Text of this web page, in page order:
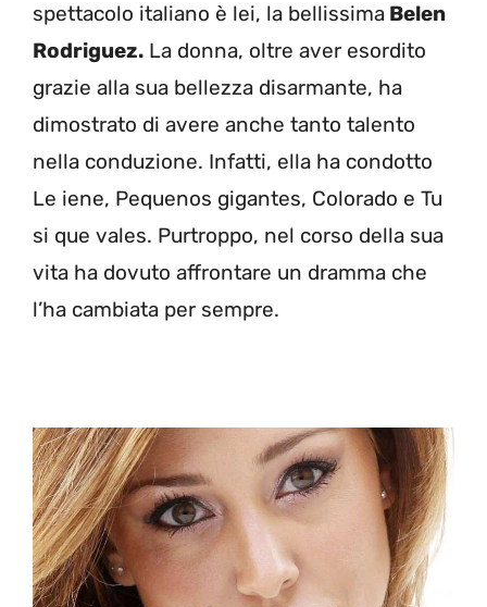
spettacolo italiano è lei, la bellissima Belen
Rodriguez. La donna, oltre aver esordito
grazie alla sua bellezza disarmante, ha
dimostrato di avere anche tanto talento
nella conduzione. Infatti, ella ha condotto
Le iene, Pequenos gigantes, Colorado e Tu
si que vales. Purtroppo, nel corso della sua
vita ha dovuto affrontare un dramma che
l’ha cambiata per sempre.